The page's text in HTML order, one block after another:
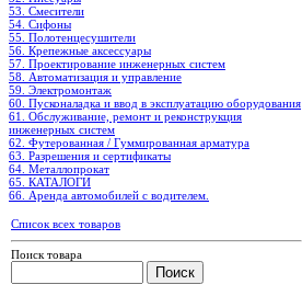
53. Смесители
54. Сифоны
55. Полотенцесушители
56. Крепежные аксессуары
57. Проектирование инженерных систем
58. Автоматизация и управление
59. Электромонтаж
60. Пусконаладка и ввод в эксплуатацию оборудования
61. Обслуживание, ремонт и реконструкция
инженерных систем
62. Футерованная / Гуммированная арматура
63. Разрешения и сертификаты
64. Металлопрокат
65. КАТАЛОГИ
66. Аренда автомобилей с водителем.
Список всех товаров
Поиск товара